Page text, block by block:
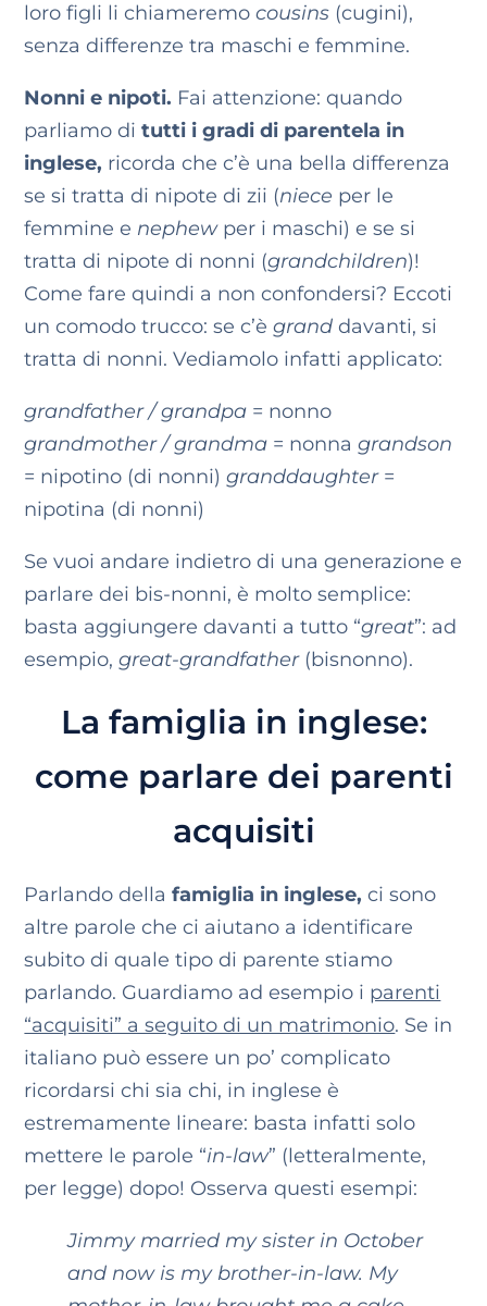
loro figli li chiameremocousins (cugini),
senza differenze tra maschi e femmine.
Nonni e nipoti. Fai attenzione: quando
parliamo ditutti i gradi di parentela in
inglese, ricorda che c’è una bella differenza
se si tratta di nipote di zii (niece per le
femmine e nephewper i maschi) e se si
tratta di nipote di nonni (grandchildren)!
Come fare quindi a non confondersi? Eccoti
un comodo trucco: se c’ègrand davanti, si
tratta di nonni. Vediamolo infatti applicato:
grandfather / grandpa = nonno
grandmother / grandma = nonna grandson
= nipotino (di nonni) granddaughter=
nipotina (di nonni)
Se vuoi andare indietro di una generazione e
parlare dei bis-nonni, è molto semplice:
basta aggiungere davanti a tutto “great”: ad
esempio, great-grandfather(bisnonno).
La famiglia in inglese:
come parlare dei parenti
acquisiti
Parlando dellafamiglia in inglese,ci sono
altre parole che ci aiutano a identificare
subito di quale tipo di parente stiamo
parlando. Guardiamo ad esempio i parenti
“acquisiti” a seguito di un matrimonio. Se in
italiano può essere un po’ complicato
ricordarsi chi sia chi, in inglese è
estremamente lineare: basta infatti solo
mettere le parole “in-law” (letteralmente,
per legge) dopo! Osserva questi esempi:
Jimmy married my sister in October
and now is my brother-in-law. My